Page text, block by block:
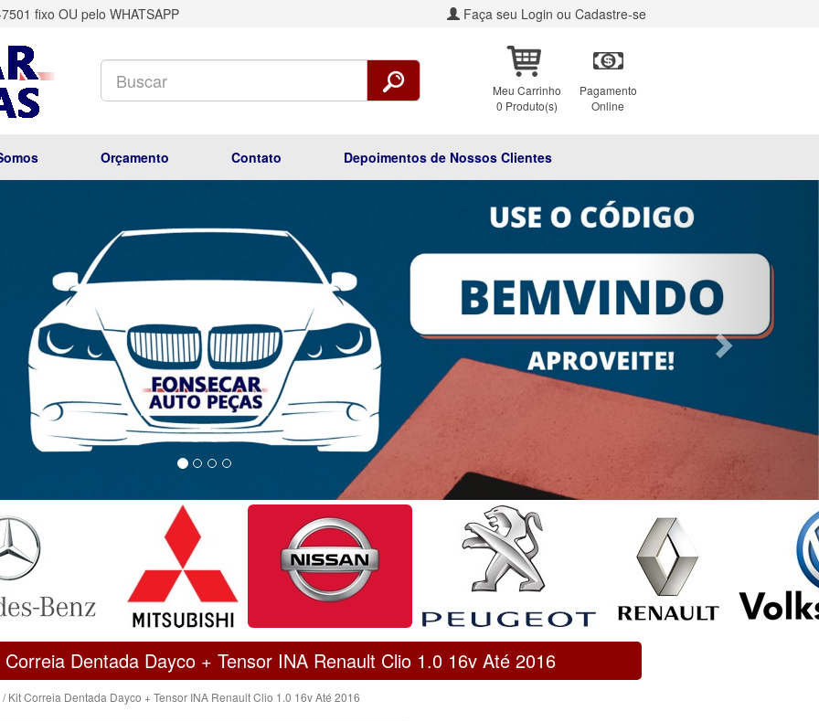
fixo OU pelo WHATSAPP Faça seu Login ou Cadastre-se
Pagamento
Online
Meu Carrinho
0 Produto(s)
Orçamento Contato Depoimentos de Nossos Clientes
Dentada Dayco + Tensor INA Renault Clio 1.0 16v Até 2016
/ Kit Correia Dentada Dayco + Tensor INA Renault Clio 1.0 16v Até 2016